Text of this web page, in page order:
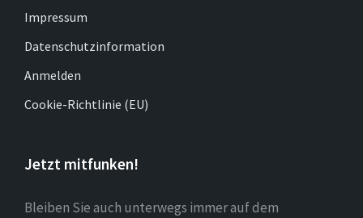
Impressum
Datenschutzinformation
Anmelden
Cookie-Richtlinie (EU)
Jetzt mitfunken!
Bleiben Sie auch unterwegs immer auf dem